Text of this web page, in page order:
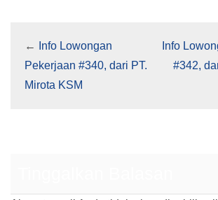
←
Info Lowongan
Pekerjaan #340, dari PT.
Mirota KSM
Info
#342,